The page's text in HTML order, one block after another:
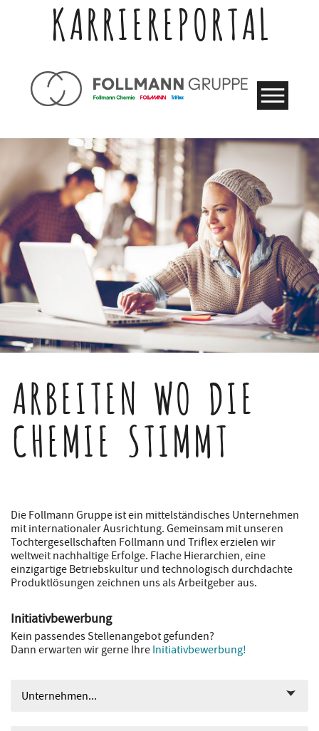
KARRIEREPORTAL
ARBEITEN WO DIE
CHEMIE STIMMT
Die Follmann Gruppe ist ein mittelständisches Unternehmen
mit internationaler Ausrichtung. Gemeinsam mit unseren
Tochtergesellschaften Follmann und Triflex erzielen wir
weltweit nachhaltige Erfolge. Flache Hierarchien, eine
einzigartige Betriebskultur und technologisch durchdachte
Produktlösungen zeichnen uns als Arbeitgeber aus.
Unternehmen...
Initiativbewerbung
Kein passendes Stellenangebot gefunden?
Dann erwarten wir gerne Ihre Initiativbewerbung!